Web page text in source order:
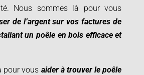
Nous sommes là pour vous
de l’argent sur vos factures de
un poêle en bois efficace et
pour vous aider à trouver le poêle